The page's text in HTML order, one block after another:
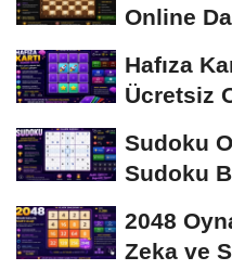
Online
Hafıza
Ücretsiz
Sudoku
Sudoku
2048
Zeka ve